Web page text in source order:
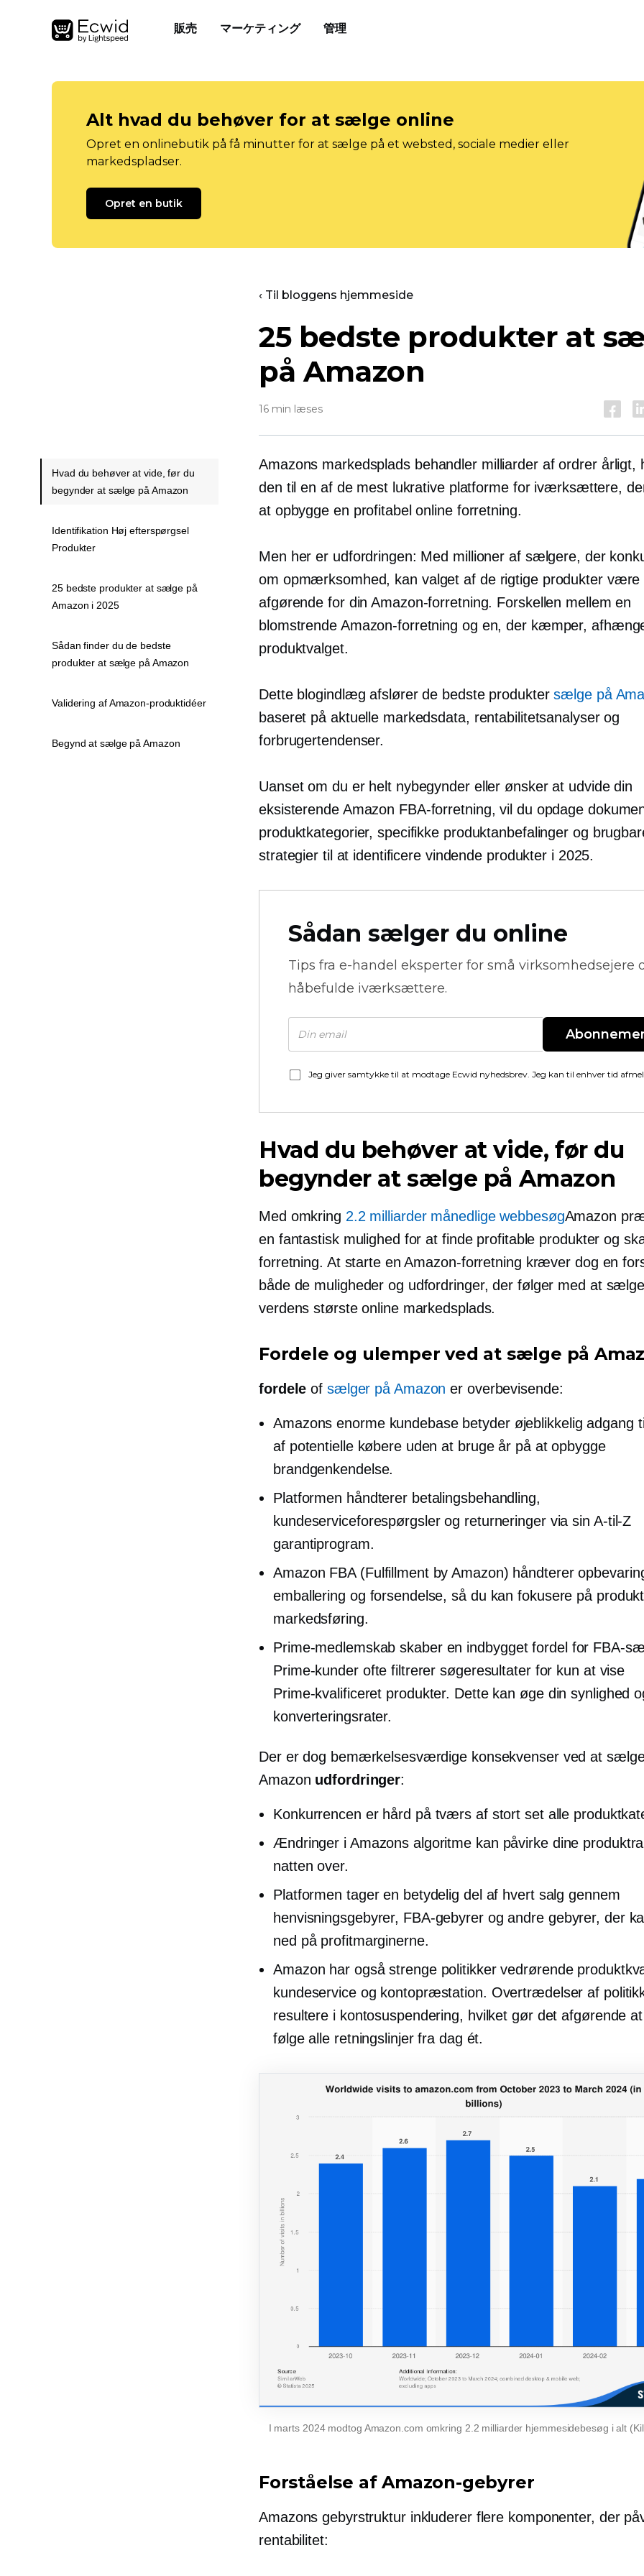
販売 マーケティング 管理
Alt hvad du behøver for at sælge online
Opret en onlinebutik på få minutter for at sælge på et websted, sociale medier eller
markedspladser.
Opret en butik
‹ Til bloggens hjemmeside
25 bedste produkter at
på Amazon
16 min læses
Amazons markedsplads behandler milliarder af ordrer årligt,
den til en af ​​de mest lukrative platforme for iværksættere,
at opbygge en profitabel online forretning.
Men her er udfordringen: Med millioner af sælgere, der
om opmærksomhed, kan valget af de rigtige produkter være
afgørende for din Amazon-forretning. Forskellen mellem en
blomstrende Amazon-forretning og en, der kæmper,
produktvalget.
Dette blogindlæg afslører de bedste produktersælge på
baseret på aktuelle markedsdata, rentabilitetsanalyser og
forbrugertendenser.
Uanset om du er helt nybegynder eller ønsker at udvide din
eksisterende Amazon FBA-forretning, vil du opdage
produktkategorier, specifikke produktanbefalinger og
strategier til at identificere vindende produkter i 2025.
Sådan sælger du online
Tips fra e-handel eksperter for små virksomhedsejere
håbefulde iværksættere.
Jeg giver samtykke til at modtage Ecwid nyhedsbrev. Jeg kan til enhver tid
Hvad du behøver at vide, før du
begynder at sælge på Amazon
Med omkring 2.2 milliarder månedlige webbesøgAmazon
en fantastisk mulighed for at finde profitable produkter og
forretning. At starte en Amazon-forretning kræver dog en
både de muligheder og udfordringer, der følger med at
verdens største online markedsplads.
Fordele og ulemper ved at sælge på
fordele of sælger på Amazon er overbevisende:
Amazons enorme kundebase betyder øjeblikkelig adgang
af potentielle købere uden at bruge år på at opbygge
brandgenkendelse.
Platformen håndterer betalingsbehandling,
kundeserviceforespørgsler og returneringer via sin A-til-Z
garantiprogram.
Amazon FBA (Fulfillment by Amazon) håndterer
emballering og forsendelse, så du kan fokusere på
markedsføring.
Prime-medlemskab skaber en indbyggetfordel for FBA-
Prime-kunder ofte filtrerer søgeresultater for kun at vise
Prime-kvalificeret produkter. Dette kan øge din synlighed
konverteringsrater.
Der er dog bemærkelsesværdige konsekvenser ved at
Amazon udfordringer:
Konkurrencen er hård på tværs af stort set alle
Ændringer i Amazons algoritme kan påvirke dine
natten over.
Platformen tager en betydelig del af hvert salg gennem
henvisningsgebyrer, FBA-gebyrer og andre gebyrer, der
ned på profitmarginerne.
Amazon har også strenge politikker vedrørende
kundeservice og kontopræstation. Overtrædelser af
resultere i kontosuspendering, hvilket gør det afgørende
følge alle retningslinjer fra dag ét.
I marts 2024 modtog Amazon.com omkring 2.2 milliarder hjemmesidebesøg i alt
Forståelse af Amazon-gebyrer
Amazons gebyrstruktur inkluderer flere komponenter, der
rentabilitet:
Hvad du behøver at vide, før du
begynder at sælge på Amazon
Identifikation Høj efterspørgsel
Produkter
25 bedste produkter at sælge på
Amazon i 2025
Sådan finder du de bedste
produkter at sælge på Amazon
Validering af Amazon-produktidéer
Begynd at sælge på Amazon